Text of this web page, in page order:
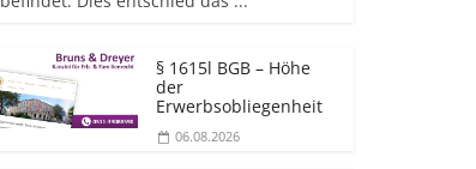
§ 1615l BGB – Höhe
der
Erwerbsobliegenheit
06.08.2026